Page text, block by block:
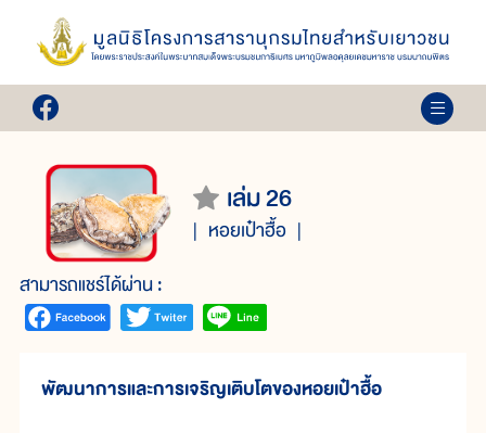
เล่ม 26
หอยเป๋าฮื้อ
สามารถแชร์ได้ผ่าน :
พัฒนาการและการเจริญเติบโตของหอยเป๋าฮื้อ